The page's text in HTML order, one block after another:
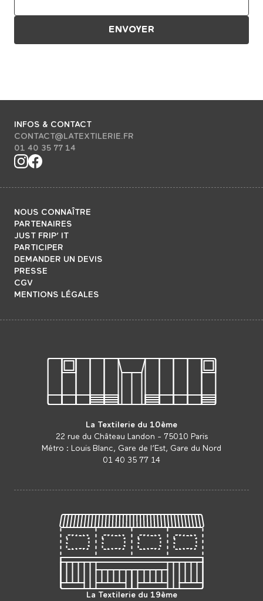
INFOS & CONTACT
CONTACT@LATEXTILERIE.FR
01 40 35 77 14
NOUS CONNAÎTRE
PARTENAIRES
JUST FRIP’ IT
PARTICIPER
DEMANDER UN DEVIS
PRESSE
CGV
MENTIONS LÉGALES
La Textilerie du 10ème
22 rue du Château Landon - 75010 Paris
Métro : Louis Blanc, Gare de l’Est, Gare du Nord
01 40 35 77 14
La Textilerie du 19ème